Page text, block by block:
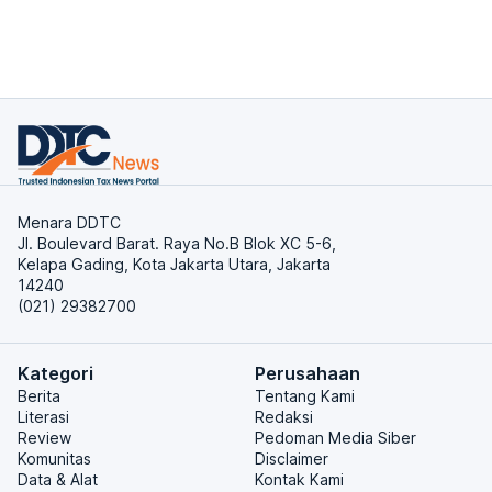
Menara DDTC
Jl. Boulevard Barat. Raya No.B Blok XC 5-6,
Kelapa Gading, Kota Jakarta Utara, Jakarta
14240
(021) 29382700
Kategori
Berita
Literasi
Review
Komunitas
Data & Alat
Perusahaan
Tentang Kami
Redaksi
Pedoman Media Siber
Disclaimer
Kontak Kami